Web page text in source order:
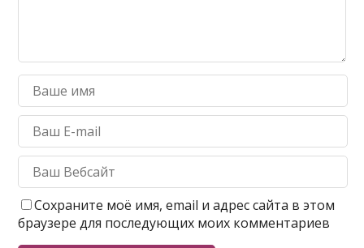
Сохраните моё имя, email и адрес сайта в этом
браузере для последующих моих комментариев